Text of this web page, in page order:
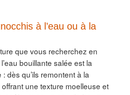
à l’eau ou à la
que vous recherchez en
bouillante salée est la
dès qu’ils remontent à la
une texture moelleuse et